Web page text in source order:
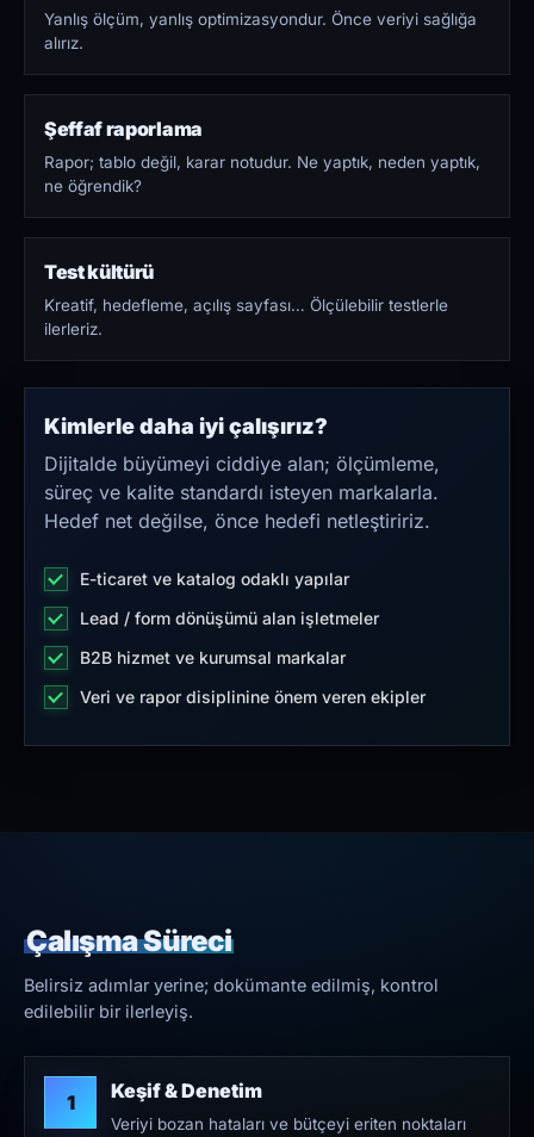
Yanlış ölçüm, yanlış optimizasyondur. Önce veriyi sağlığa
alırız.
Şeffaf raporlama
Rapor; tablo değil, karar notudur. Ne yaptık, neden yaptık,
ne öğrendik?
Test kültürü
Kreatif, hedefleme, açılış sayfası… Ölçülebilir testlerle
ilerleriz.
Kimlerle daha iyi çalışırız?
Dijitalde büyümeyi ciddiye alan; ölçümleme,
süreç ve kalite standardı isteyen markalarla.
Hedef net değilse, önce hedefi netleştiririz.
E-ticaret ve katalog odaklı yapılar
Lead / form dönüşümü alan işletmeler
B2B hizmet ve kurumsal markalar
Veri ve rapor disiplinine önem veren ekipler
Çalışma Süreci
Belirsiz adımlar yerine; dokümante edilmiş, kontrol
edilebilir bir ilerleyiş.
1 Keşif & Denetim
Veriyi bozan hataları ve bütçeyi eriten noktaları